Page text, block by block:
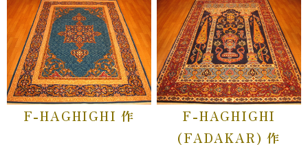
F-HAGHIGHI 作
F-HAGHIGHI
(FADAKAR) 作